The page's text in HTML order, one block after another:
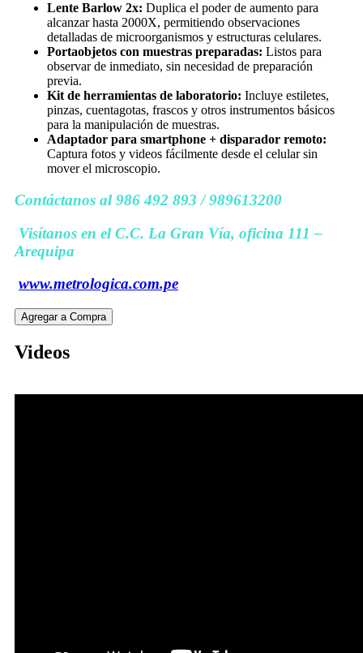
Lente Barlow 2x: Duplica el poder de aumento para
alcanzar hasta 2000X, permitiendo observaciones
detalladas de microorganismos y estructuras celulares.
Portaobjetos con muestras preparadas: Listos para
observar de inmediato, sin necesidad de preparación
previa.
Kit de herramientas de laboratorio: Incluye estiletes,
pinzas, cuentagotas, frascos y otros instrumentos básicos
para la manipulación de muestras.
Adaptador para smartphone + disparador remoto:
Captura fotos y videos fácilmente desde el celular sin
mover el microscopio.
Contáctanos al 986 492 893 / 989613200
Visítanos en el C.C. La Gran Vía, oficina 111 –
Arequipa
www.metrologica.com.pe
Videos